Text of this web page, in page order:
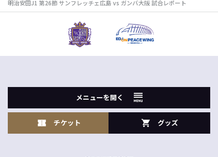
明治安田J1 第26節 サンフレッチェ広島 vs ガンバ大阪 試合レポート
メニューを開く
チケット グッズ